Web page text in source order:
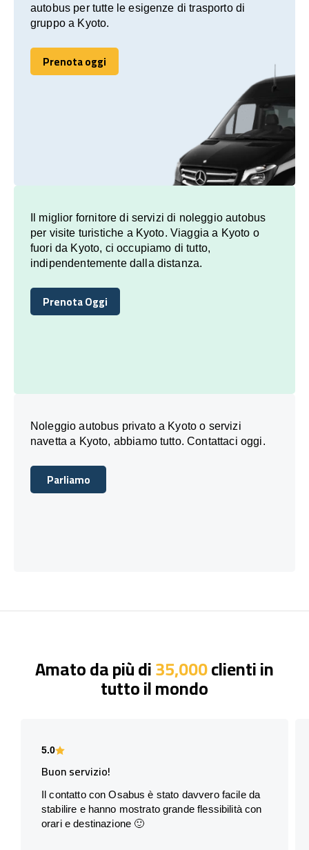
autobus per tutte le esigenze di trasporto di
gruppo a Kyoto.
Prenota oggi
Prenota oggi
Il miglior fornitore di servizi di noleggio autobus
per visite turistiche a Kyoto. Viaggia a Kyoto o
fuori da Kyoto, ci occupiamo di tutto,
indipendentemente dalla distanza.
Prenota Oggi
Prenota Oggi
Noleggio autobus privato a Kyoto o servizi
navetta a Kyoto, abbiamo tutto. Contattaci oggi.
Parliamo
Parliamo
Amato da più di35,000clienti in
tutto il mondo
5.0
Buon servizio!
Il contatto con Osabus è stato davvero facile da
stabilire e hanno mostrato grande flessibilità con
orari e destinazione 🙂